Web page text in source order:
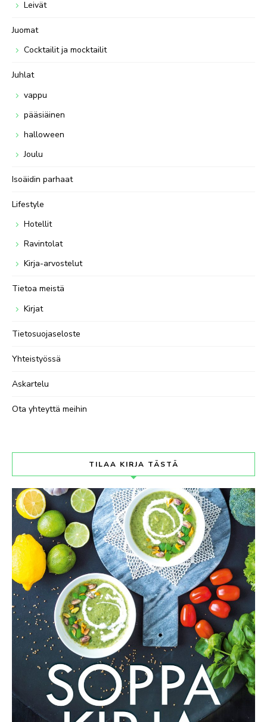
Leivät
Juomat
Cocktailit ja mocktailit
Juhlat
vappu
pääsiäinen
halloween
Joulu
Isoäidin parhaat
Lifestyle
Hotellit
Ravintolat
Kirja-arvostelut
Tietoa meistä
Kirjat
Tietosuojaseloste
Yhteistyössä
Askartelu
Ota yhteyttä meihin
TILAA KIRJA TÄSTÄ